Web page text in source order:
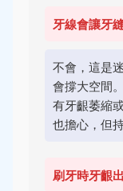
牙線會讓牙
不會，這是
會撐大空間
有牙齦萎縮
也擔心，但
刷牙時牙齦